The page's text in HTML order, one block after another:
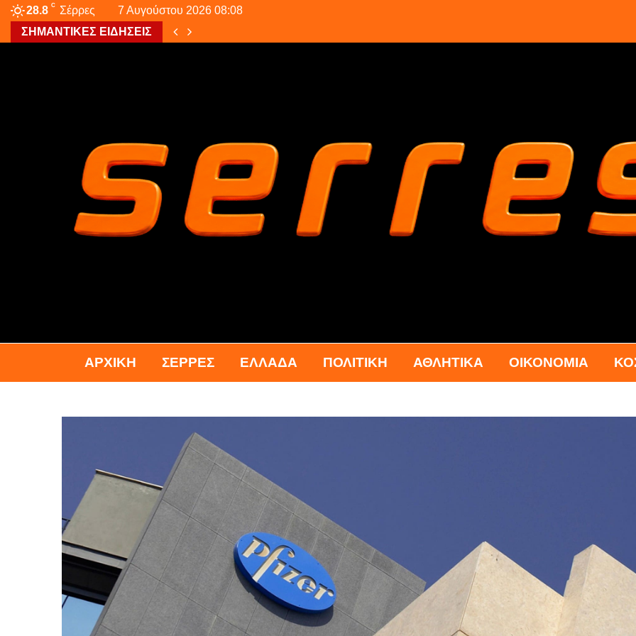
28.8 C Σέρρες
7 Αυγούστου 2026 08:08
ΣΗΜΑΝΤΙΚΕΣ ΕΙΔΗΣΕΙΣ
ΑΡΧΙΚΉ ΣΕΡΡΕΣ ΕΛΛΑΔΑ ΠΟΛΙΤΙΚΗ ΑΘΛΗΤΙΚΑ ΟΙΚΟΝΟΜΙΑ